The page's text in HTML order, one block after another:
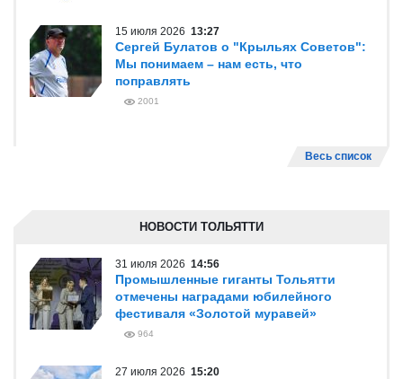
15 июля 2026 13:27
Сергей Булатов о "Крыльях Советов":
Мы понимаем – нам есть, что
поправлять
2001
Весь список
НОВОСТИ ТОЛЬЯТТИ
31 июля 2026 14:56
Промышленные гиганты Тольятти
отмечены наградами юбилейного
фестиваля «Золотой муравей»
964
27 июля 2026 15:20